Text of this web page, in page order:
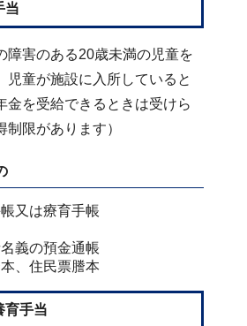
当
障害のある20歳未満の児童を
児童が施設に入所していると
金を受給できるときは受けら
限があります）
又は療育手帳
義の預金通帳
、住民票謄本
育手当